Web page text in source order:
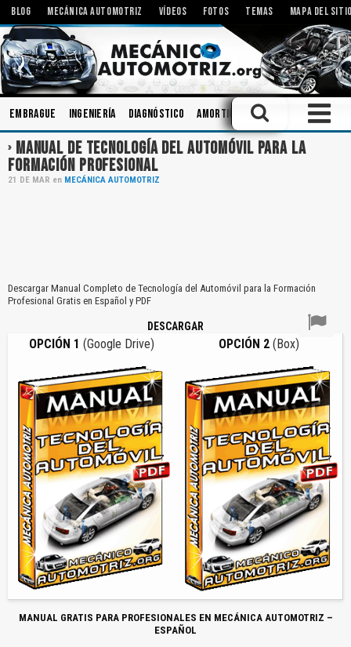
BLOG MECÁNICA AUTOMOTRIZ VÍDEOS FOTOS TEMAS MAPA DEL
Embrague Ingeniería Diagnóstico Amortiguadores Inspecciones
MANUAL DE TECNOLOGÍA DEL AUTOMÓVIL PARA LA
FORMACIÓN PROFESIONAL
21 DE MAR en MECÁNICA AUTOMOTRIZ
Descargar Manual Completo de Tecnología del Automóvil para la Formación
Profesional Gratis en Español y PDF
DESCARGAR
OPCIÓN 1 (Google Drive) OPCIÓN 2(Box)
MANUAL GRATIS PARA PROFESIONALES EN MECÁNICA AUTOMOTRIZ –
ESPAÑOL